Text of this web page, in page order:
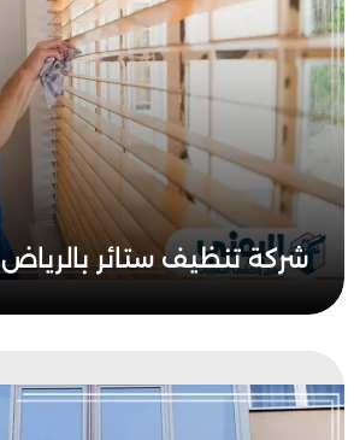
شركة تنظيف ستائر بالرياض